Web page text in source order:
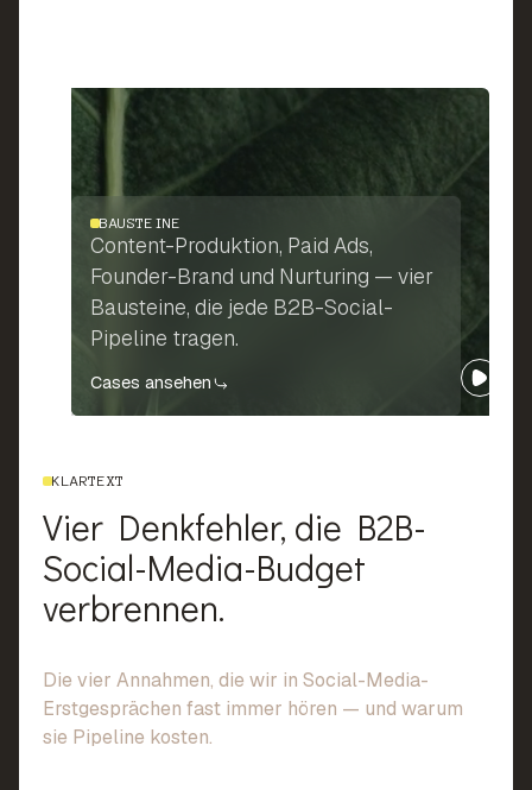
BAUSTEINE
Content-Produktion, Paid Ads,
Founder-Brand und Nurturing — vier
Bausteine, die jede B2B-Social-
Pipeline tragen.
Cases ansehen
KLARTEXT
Vier Denkfehler, die B2B-
Social-Media-Budget
verbrennen.
Die vier Annahmen, die wir in Social-Media-
Erstgesprächen fast immer hören — und warum
sie Pipeline kosten.